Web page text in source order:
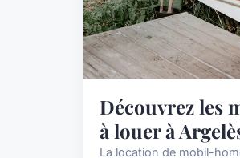
Découvrez les
à louer à
La location de mobil-